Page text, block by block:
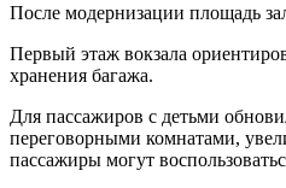
После модернизации площадь
Первый этаж вокзала
хранения багажа.
Для пассажиров с детьми
переговорными комнатами,
пассажиры могут